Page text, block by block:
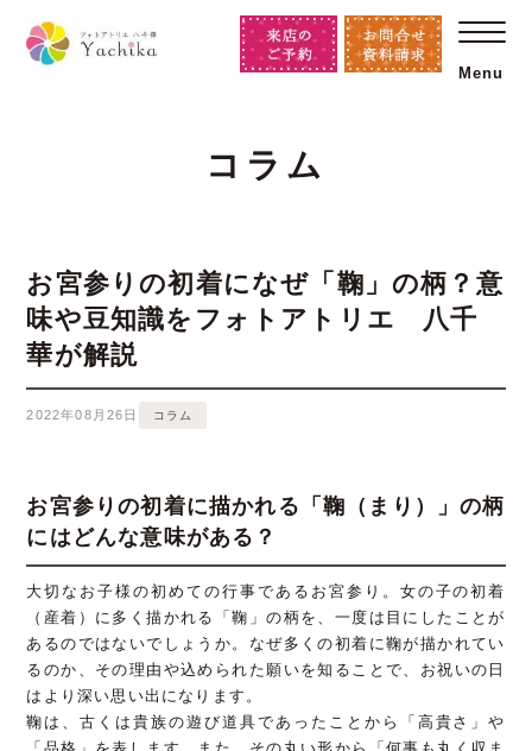
Menu
コラム
お宮参りの初着になぜ「鞠」の柄？意
味や豆知識をフォトアトリエ 八千
華が解説
2022年08月26日 コラム
お宮参りの初着に描かれる「鞠（まり）」の柄
にはどんな意味がある？
大切なお子様の初めての行事であるお宮参り。女の子の初着
（産着）に多く描かれる「鞠」の柄を、一度は目にしたことが
あるのではないでしょうか。なぜ多くの初着に鞠が描かれてい
るのか、その理由や込められた願いを知ることで、お祝いの日
はより深い思い出になります。
鞠は、古くは貴族の遊び道具であったことから「高貴さ」や